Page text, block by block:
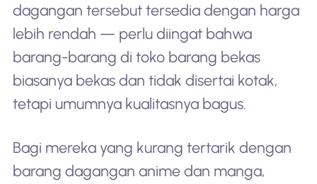
dagangan tersebut tersedia dengan harga
lebih rendah — perlu diingat bahwa
barang-barang di toko barang bekas
biasanya bekas dan tidak disertai kotak,
tetapi umumnya kualitasnya bagus.
Bagi mereka yang kurang tertarik dengan
barang dagangan anime dan manga,